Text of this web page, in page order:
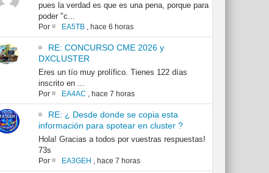
pues la verdad es que es una pena, porque para
poder "c...
Por EA5TB, hace 6 horas
RE: CONCURSO CME 2026 y
DXCLUSTER
Eres un tío muy prolífico. Tienes 122 días
inscrito en ...
Por EA4AC , hace 7 horas
RE: ¿ Desde donde se copia esta
información para spotear en cluster ?
Hola! Gracias a todos por vuestras respuestas!
73s
Por EA3GEH , hace 7 horas